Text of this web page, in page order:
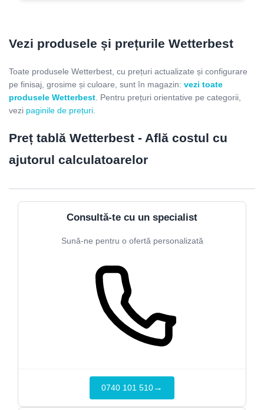
Vezi produsele și prețurile Wetterbest
Toate produsele Wetterbest, cu prețuri actualizate și configurare
pe finisaj, grosime și culoare, sunt în magazin: vezi toate
produsele Wetterbest . Pentru prețuri orientative pe categorii,
vezi paginile de prețuri
Preț tablă Wetterbest - Află costul cu
ajutorul calculatoarelor
Consultă-te cu un specialist
Sună-ne pentru o ofertă personalizată
0740 101 510→